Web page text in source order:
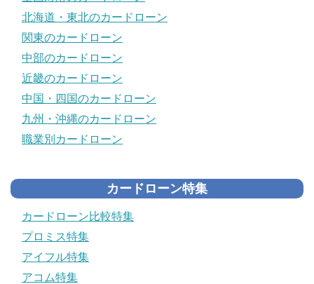
北海道・東北のカードローン
関東のカードローン
中部のカードローン
近畿のカードローン
中国・四国のカードローン
九州・沖縄のカードローン
職業別カードローン
カードローン特集
カードローン比較特集
プロミス特集
アイフル特集
アコム特集